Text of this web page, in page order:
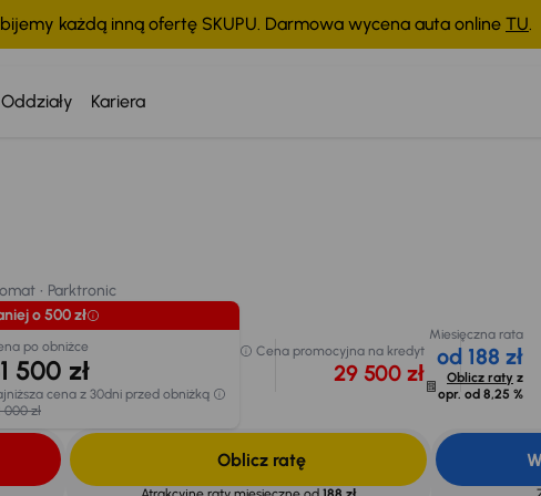
każdą inną ofertę SKUPU. Darmowa wycena auta online TU.
Oddziały Kariera
Parktronic
o 500 zł
po obniżce
500 zł
cena z 30dni przed obniżką
000 zł
Cena promocyjna na kredyt
29 500 zł
Miesięczna rata
od 188 zł
Oblicz raty z
opr. od 8,25 %
Oblicz ratę